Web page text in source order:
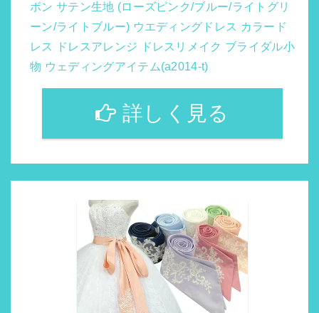
ボン サテン生地 (ローズピンク/ブルー/ライトグリ
ーン/ライトブルー) ウエディングドレス カラード
レス ドレスアレンジ ドレスリメイク ブライダル小
物 ウェディングアイテム(a2014-t)
詳しく見る